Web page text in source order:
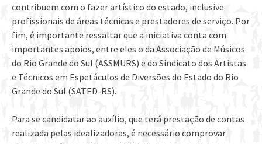
contribuem com o fazer artístico do estado, inclusive
profissionais de áreas técnicas e prestadores de serviço. Por
fim, é importante ressaltar que a iniciativa conta com
importantes apoios, entre eles o da Associação de Músicos
do Rio Grande do Sul (ASSMURS) e do Sindicato dos Artistas
e Técnicos em Espetáculos de Diversões do Estado do Rio
Grande do Sul (SATED-RS).
Para se candidatar ao auxílio, que terá prestação de contas
realizada pelas idealizadoras, é necessário comprovar